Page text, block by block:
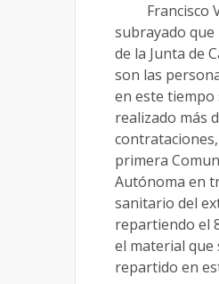
Francisco
subrayado
de la Junta de
son las
en este tiempo
realizado más
primera
Autónoma en
sanitario del
repartiendo el
el material que
repartido en